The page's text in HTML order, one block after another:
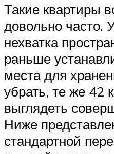
Такие квартиры
довольно часто.
нехватка
раньше
места для
убрать, те же 42
выглядеть
Ниже
стандартной